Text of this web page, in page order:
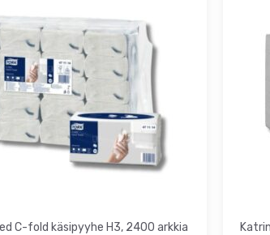
C-fold käsipyyhe H3, 2400 arkkia